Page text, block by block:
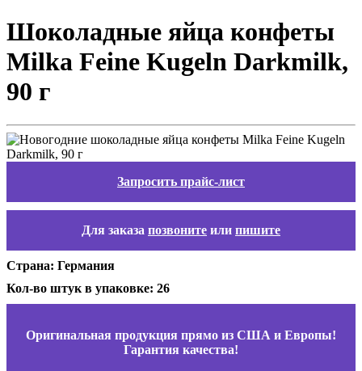
Шоколадные яйца конфеты
Milka Feine Kugeln Darkmilk,
90 г
Запросить прайс-лист
Для заказа позвоните или пишите
Страна: Германия
Кол-во штук в упаковке: 26
Оригинальная продукция прямо из США и Европы!
Гарантия качества!